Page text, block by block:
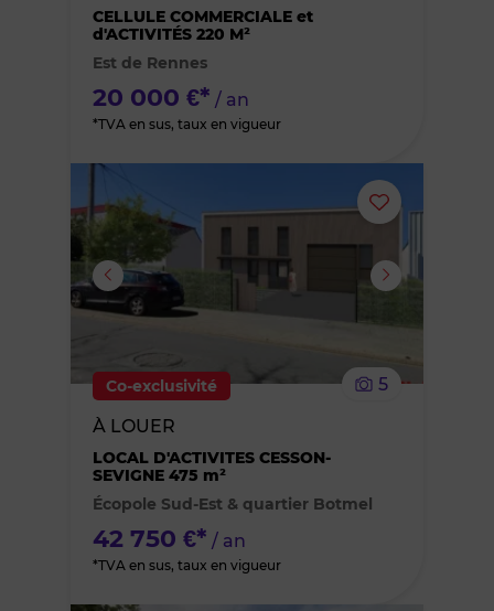
CELLULE COMMERCIALE et
d'ACTIVITÉS 220 M²
Est de Rennes
20 000 €* / an
*TVA en sus, taux en vigueur
Ajouter
ou
Co-exclusivité
5
À LOUER
LOCAL D'ACTIVITES CESSON-
SEVIGNE 475 m²
Écopole Sud-Est & quartier Botmel
42 750 €* / an
*TVA en sus, taux en vigueur